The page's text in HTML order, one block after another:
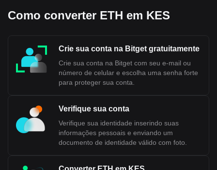
Como converter ETH em KES
Crie sua conta na Bitget gratuitamente
Crie sua conta na Bitget com seu e-mail ou
número de celular e escolha uma senha forte
para proteger sua conta.
Verifique sua conta
Verifique sua identidade inserindo suas
informações pessoais e enviando um
documento de identidade válido com foto.